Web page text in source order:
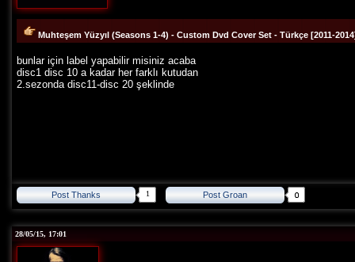
Muhteşem Yüzyıl (Seasons 1-4) - Custom Dvd Cover Set - Türkçe [2011-
bunlar için label yapabilir misiniz acaba
disc1 disc 10 a kadar her farklı kutudan
2.sezonda disc11-disc 20 şeklinde
Post Thanks 1 Post Groan
28/05/15, 17:01